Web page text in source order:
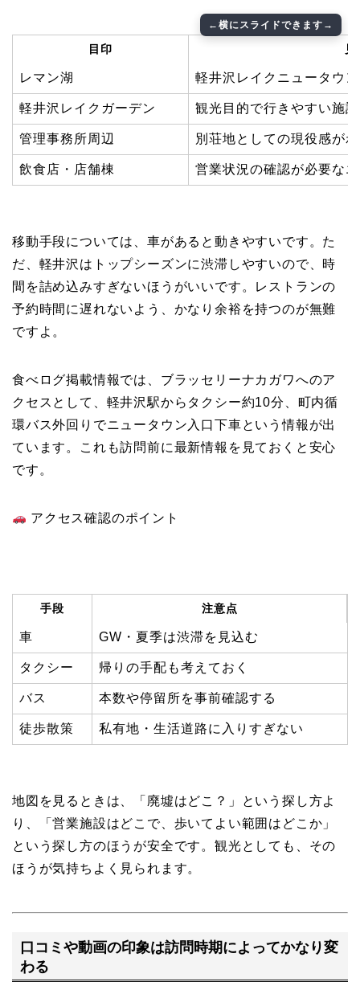
目印 見
レマン湖 軽井沢レイクニュータウ
軽井沢レイクガーデン 観光目的で行きやすい施設
管理事務所周辺 別荘地としての現役感が
飲食店・店舗棟 営業状況の確認が必要な
移動手段については、車があると動きやすいです。た
だ、軽井沢はトップシーズンに渋滞しやすいので、時
間を詰め込みすぎないほうがいいです。レストランの
予約時間に遅れないよう、かなり余裕を持つのが無難
ですよ。
食べログ掲載情報では、ブラッセリーナカガワへのア
クセスとして、軽井沢駅からタクシー約10分、町内循
環バス外回りでニュータウン入口下車という情報が出
ています。これも訪問前に最新情報を見ておくと安心
です。
アクセス確認のポイント
手段 注意点
車 GW・夏季は渋滞を見込む
タクシー 帰りの手配も考えておく
バス 本数や停留所を事前確認する
徒歩散策 私有地・生活道路に入りすぎない
地図を見るときは、「廃墟はどこ？」という探し方よ
り、「営業施設はどこで、歩いてよい範囲はどこか」
という探し方のほうが安全です。観光としても、その
ほうが気持ちよく見られます。
口コミや動画の印象は訪問時期によってかなり変
わる